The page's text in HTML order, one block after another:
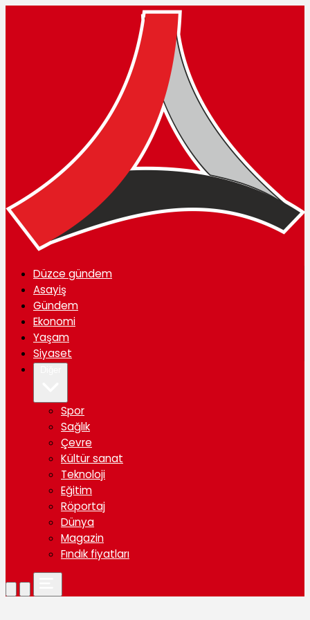
Düzce gündem
Asayiş
Gündem
Ekonomi
Yaşam
Siyaset
Spor
Sağlık
Çevre
Kültür sanat
Teknoloji
Eğitim
Röportaj
Dünya
Magazin
Fındık fiyatları